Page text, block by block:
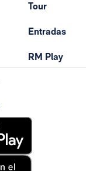
Tour
Entradas
RM Play